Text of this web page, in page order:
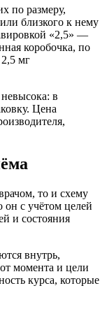
по размеру,
близкого к нему
«2,5» —
коробочка, по
мг
в
Цена
то и схему
он с учётом целей
и состояния
внутрь,
момента и цели
курса, которые